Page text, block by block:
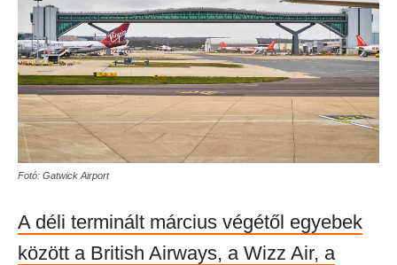
Fotó: Gatwick Airport
A déli terminált március végétől egyebek
között a British Airways, a Wizz Air, a